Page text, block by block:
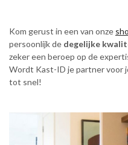
Kom gerust in een van onze
persoonlijk de degelijke
zeker een beroep op de
Wordt Kast-ID je partner voor
tot snel!